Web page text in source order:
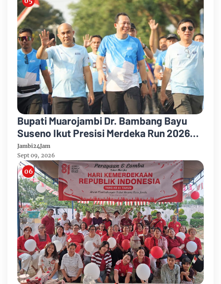
Bupati Muarojambi Dr. Bambang Bayu
Suseno Ikut Presisi Merdeka Run 2026
Ajak Warga Hidup Sehat
Jambi24Jam
Sept 09, 2026